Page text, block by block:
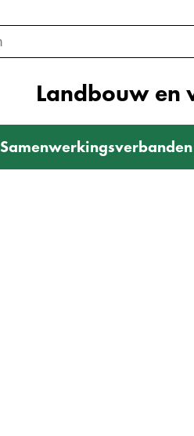
Landbouw en
Samenwerkingsverbanden